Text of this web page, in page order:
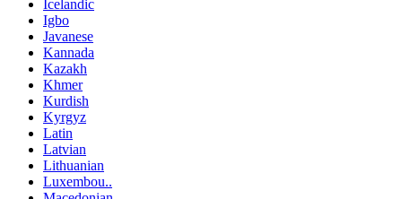
Icelandic
Igbo
Javanese
Kannada
Kazakh
Khmer
Kurdish
Kyrgyz
Latin
Latvian
Lithuanian
Luxembou..